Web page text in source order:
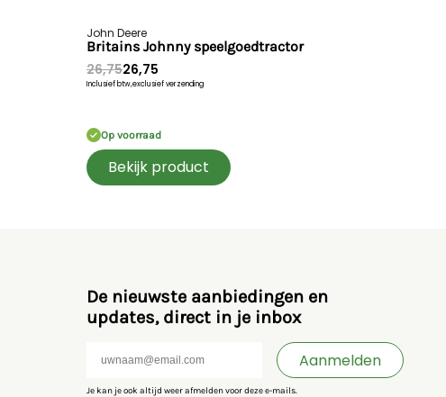
John Deere
Britains Johnny speelgoedtractor
26,7526,75
Inclusief btw,exclusief verzending
Op voorraad
Bekijk product
De nieuwste aanbiedingen en
updates, direct in je inbox
Aanmelden
Je kan je ook altijd weer afmelden voor deze e-mails.